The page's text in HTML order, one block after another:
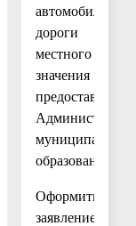
автомобильной
дороги
местного
значения
предоставляется
Администрацией
муниципального
образования.
Оформить
заявление